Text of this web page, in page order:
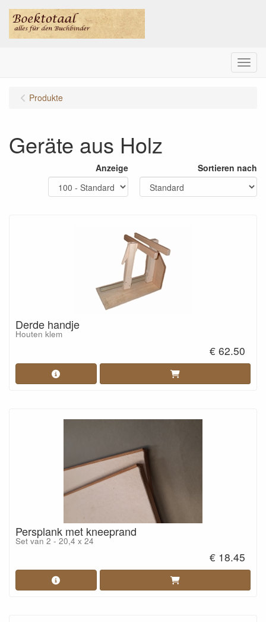
Menu
Produkte
Geräte aus Holz
Anzeige Sortieren nach
Derde handje
Houten klem
€ 62.50
Persplank met kneeprand
Set van 2 - 20,4 x 24
€ 18.45